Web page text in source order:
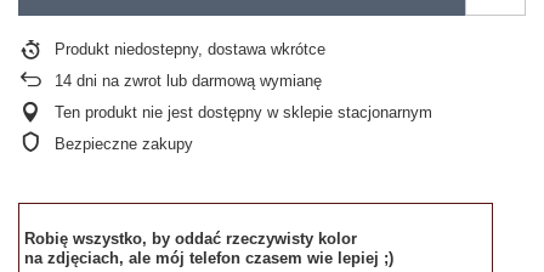
Produkt niedostepny, dostawa wkrótce
14 dni na zwrot lub darmową wymianę
Ten produkt nie jest dostępny w sklepie stacjonarnym
Bezpieczne zakupy
Robię wszystko, by oddać rzeczywisty kolor
na zdjęciach, ale mój telefon czasem wie lepiej ;)